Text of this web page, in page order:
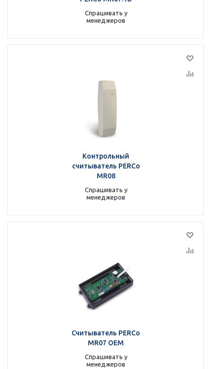
Спрашивать у
менеджеров
Контрольный
считыватель PERCo
MR08
Спрашивать у
менеджеров
Считыватель PERCo
MR07 OEM
Спрашивать у
менеджеров